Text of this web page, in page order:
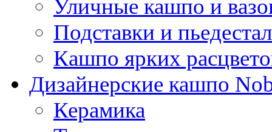
Уличные кашпо и
Подставки и
Кашпо ярких
Дизайнерские кашпо
Керамика